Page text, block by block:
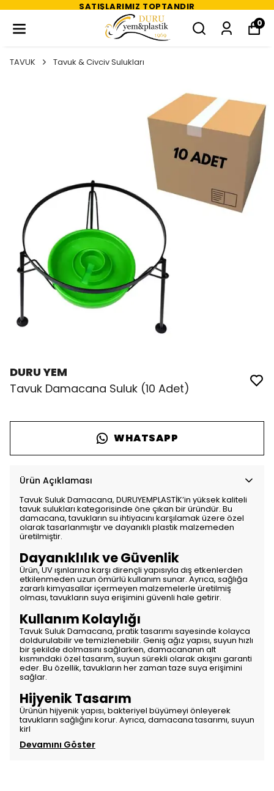
SATIŞLARIMIZ TOPTANDIR
0
TAVUK Tavuk & Civciv Sulukları
DURU YEM
Tavuk Damacana Suluk (10 Adet)
WHATSAPP
Ürün Açıklaması
Tavuk Suluk Damacana, DURUYEMPLASTİK’in yüksek kaliteli
tavuk sulukları kategorisinde öne çıkan bir üründür. Bu
damacana, tavukların su ihtiyacını karşılamak üzere özel
olarak tasarlanmıştır ve dayanıklı plastik malzemeden
üretilmiştir.
Dayanıklılık ve Güvenlik
Ürün, UV ışınlarına karşı dirençli yapısıyla dış etkenlerden
etkilenmeden uzun ömürlü kullanım sunar. Ayrıca, sağlığa
zararlı kimyasallar içermeyen malzemelerle üretilmiş
olması, tavukların suya erişimini güvenli hale getirir.
Kullanım Kolaylığı
Tavuk Suluk Damacana, pratik tasarımı sayesinde kolayca
doldurulabilir ve temizlenebilir. Geniş ağız yapısı, suyun hızlı
bir şekilde dolmasını sağlarken, damacananın alt
kısmındaki özel tasarım, suyun sürekli olarak akışını garanti
eder. Bu özellik, tavukların her zaman taze suya erişimini
sağlar.
Hijyenik Tasarım
Ürünün hijyenik yapısı, bakteriyel büyümeyi önleyerek
tavukların sağlığını korur. Ayrıca, damacana tasarımı, suyun
kirl
Devamını Göster